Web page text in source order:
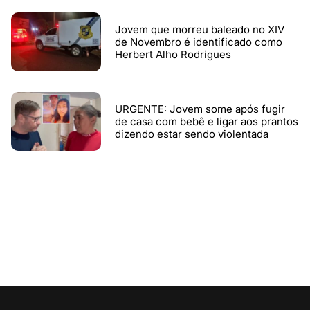
Jovem que morreu baleado no XIV
de Novembro é identificado como
Herbert Alho Rodrigues
URGENTE: Jovem some após fugir
de casa com bebê e ligar aos prantos
dizendo estar sendo violentada